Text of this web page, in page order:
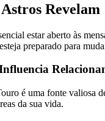
Revelam
estar aberto às
preparado para
é uma fonte valiosa
da sua vida.